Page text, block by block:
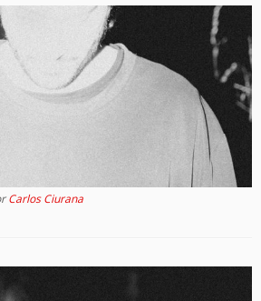
Carlos Ciurana